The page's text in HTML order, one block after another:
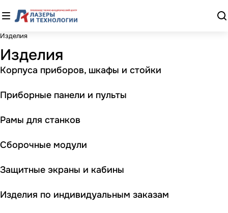
Изделия
Изделия
Корпуса приборов, шкафы и стойки
Приборные панели и пульты
Рамы для станков
Сборочные модули
Защитные экраны и кабины
Изделия по индивидуальным заказам